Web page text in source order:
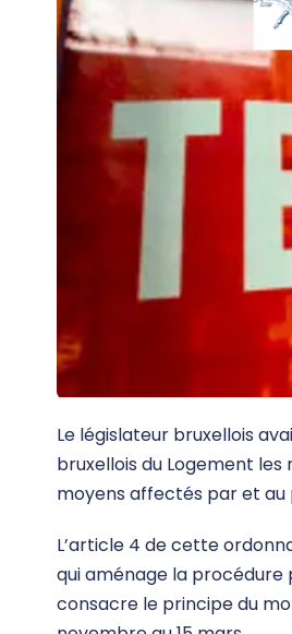
Le législateur bruxellois
bruxellois du Logement
moyens affectés par et au
L’article 4 de cette
qui aménage la procédure
consacre le principe du